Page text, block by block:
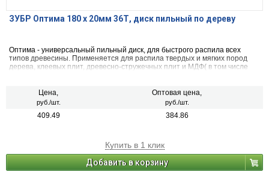
ЗУБР Оптима 180 x 20мм 36Т, диск пильный по дереву
Оптима - универсальный пильный диск, для быстрого распила всех
типов древесины. Применяется для распила твердых и мягких пород
дерева, клеевых плит, древесно-стружечных плит и МДФ( в том числе
Цена,
руб./шт.
Оптовая цена,
руб./шт.
409.49 384.86
Купить в 1 клик
Добавить в корзину